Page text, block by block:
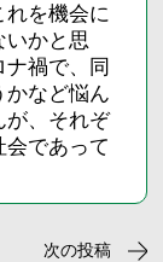
を機会に
いかと思
禍で、同
かなど悩ん
が、それぞ
であって
次の投稿